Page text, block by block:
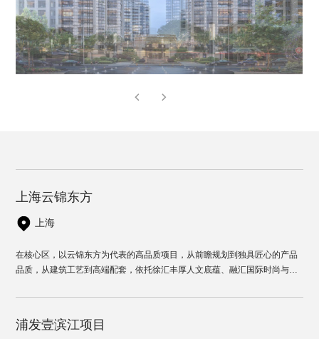
上海云锦东方
上海
在核心区，以云锦东方为代表的高品质项目，从前瞻规划到独具匠心的产品
品质，从建筑工艺到高端配套，依托徐汇丰厚人文底蕴、融汇国际时尚与艺
浦发壹滨江项目